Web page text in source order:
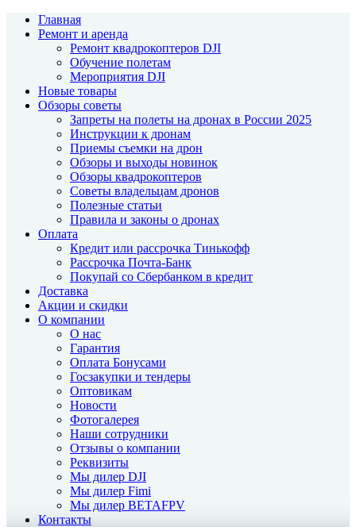
Главная
Ремонт и аренда
Ремонт квадрокоптеров DJI
Обучение полетам
Мероприятия DJI
Новые товары
Обзоры советы
Запреты на полеты на дронах в России 2025
Инструкции к дронам
Приемы съемки на дрон
Обзоры и выходы новинок
Обзоры квадрокоптеров
Советы владельцам дронов
Полезные статьи
Правила и законы о дронах
Оплата
Кредит или рассрочка Тинькофф
Рассрочка Почта-Банк
Покупай со Сбербанком в кредит
Доставка
Акции и скидки
О компании
О нас
Гарантия
Оплата Бонусами
Госзакупки и тендеры
Оптовикам
Новости
Фотогалерея
Наши сотрудники
Отзывы о компании
Реквизиты
Мы дилер DJI
Мы дилер Fimi
Мы дилер BETAFPV
Контакты